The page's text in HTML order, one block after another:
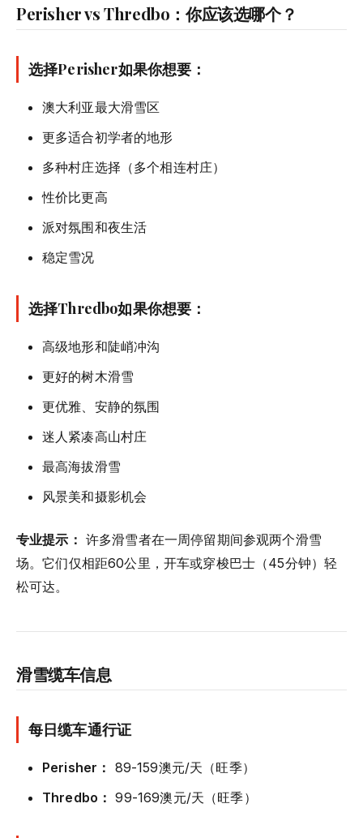
Perisher vs Thredbo：你应该选哪个？
选择Perisher如果你想要：
澳大利亚最大滑雪区
更多适合初学者的地形
多种村庄选择（多个相连村庄）
性价比更高
派对氛围和夜生活
稳定雪况
选择Thredbo如果你想要：
高级地形和陡峭冲沟
更好的树木滑雪
更优雅、安静的氛围
迷人紧凑高山村庄
最高海拔滑雪
风景美和摄影机会
专业提示： 许多滑雪者在一周停留期间参观两个滑雪
场。它们仅相距60公里，开车或穿梭巴士（45分钟）轻
松可达。
滑雪缆车信息
每日缆车通行证
Perisher： 89-159澳元/天（旺季）
Thredbo： 99-169澳元/天（旺季）